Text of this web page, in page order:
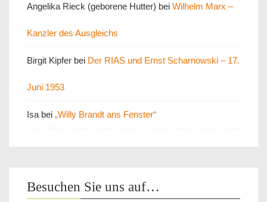
Angelika Rieck (geborene Hutter) bei Wilhelm Marx –
Kanzler des Ausgleichs
Birgit Kipfer bei Der RIAS und Ernst Scharnowski – 17.
Juni 1953
Isa bei „Willy Brandt ans Fenster“
Besuchen Sie uns auf…